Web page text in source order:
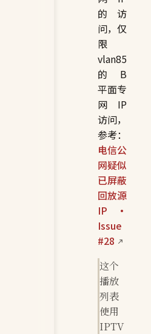
的访
问，仅
限
vlan85
的 B
平面专
网 IP
访问，
参考：
电信公
网疑似
已屏蔽
回放源
IP ·
Issue
#28
这个
播放
列表
使用
IPTV